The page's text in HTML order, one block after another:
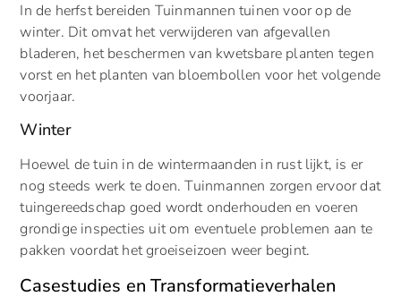
In de herfst bereiden Tuinmannen tuinen voor op de
winter. Dit omvat het verwijderen van afgevallen
bladeren, het beschermen van kwetsbare planten tegen
vorst en het planten van bloembollen voor het volgende
voorjaar.
Winter
Hoewel de tuin in de wintermaanden in rust lijkt, is er
nog steeds werk te doen. Tuinmannen zorgen ervoor dat
tuingereedschap goed wordt onderhouden en voeren
grondige inspecties uit om eventuele problemen aan te
pakken voordat het groeiseizoen weer begint.
Casestudies en Transformatieverhalen